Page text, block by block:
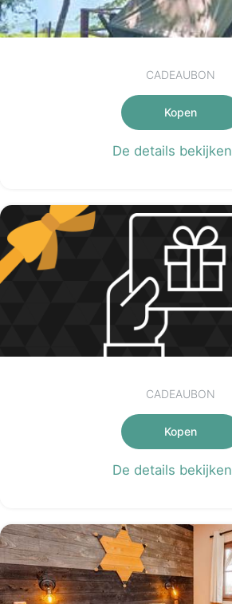
CADEAUBON
Kopen
De details bekijken
CADEAUBON
Kopen
De details bekijken